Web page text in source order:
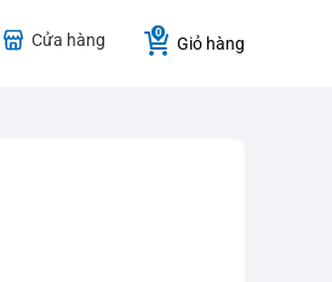
Cửa hàng Giỏ hàng